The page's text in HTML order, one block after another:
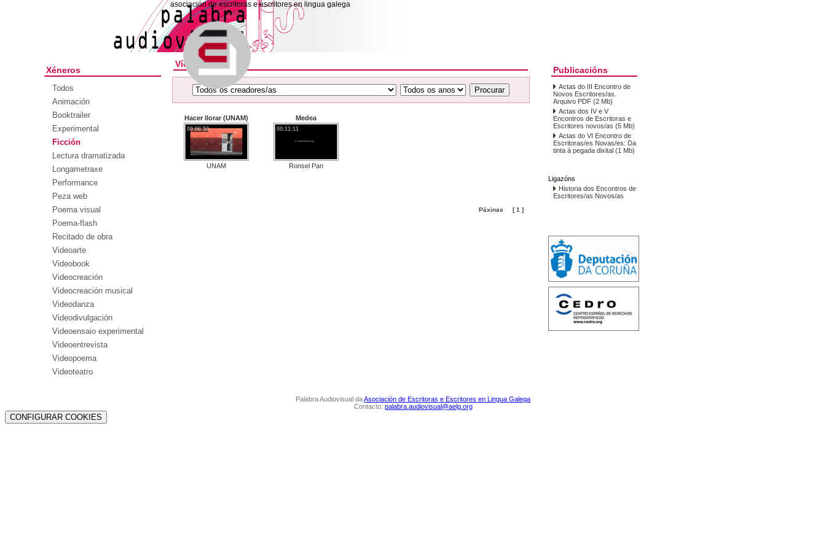
asociación de escritoras e escritores en lingua galega
Xéneros
Todos
Animación
Booktrailer
Experimental
Ficción
Lectura dramatizada
Longametraxe
Performance
Peza web
Poema visual
Poema-flash
Recitado de obra
Videoarte
Videobook
Videocreación
Videocreación musical
Videodanza
Videodivulgación
Videoensaio experimental
Videoentrevista
Videopoema
Videoteatro
Vídeos
Procurar
Hacer llorar (UNAM)
00:06:50
UNAM
Medea
00:11:11
Ronsel Pan
Páxinas [ 1 ]
Publicacións
Actas do III Encontro de
Novos Escritores/as.
Arquivo PDF (2 Mb)
Actas dos IV e V
Encontros de Escritoras e
Escritores novos/as (5 Mb)
Actas do VI Encontro de
Escritoras/es Novas/es: Da
tinta á pegada dixital (1 Mb)
Ligazóns
Historia dos Encontros de
Escritores/as Novos/as
Palabra Audiovisual daAsociación de Escritoras e Escritores en Lingua Galega
Contacto: palabra.audiovisual@aelg.org
CONFIGURAR COOKIES